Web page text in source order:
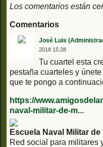
Los comentarios están
Comentarios
José Luis
2018 15:28
Tu cuartel esta
pestaña cuarteles y
que te pongo a
https://
naval-militar-de-m...
Escuela Naval Militar
Red social para militares